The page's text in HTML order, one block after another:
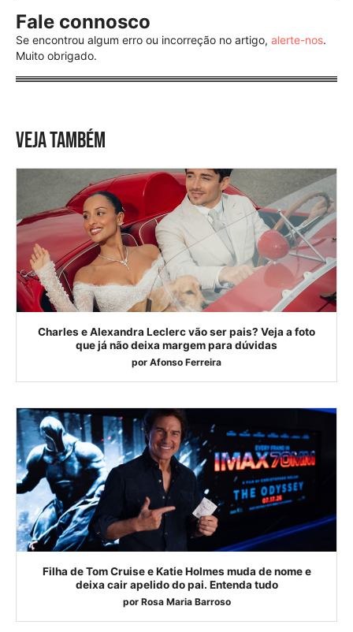
Fale connosco
Se encontrou algum erro ou incorreção no artigo, alerte-nos.
Muito obrigado.
VEJA TAMBÉM
Charles e Alexandra Leclerc vão ser pais? Veja a foto
que já não deixa margem para dúvidas
por Afonso Ferreira
Filha de Tom Cruise e Katie Holmes muda de nome e
deixa cair apelido do pai. Entenda tudo
por Rosa Maria Barroso